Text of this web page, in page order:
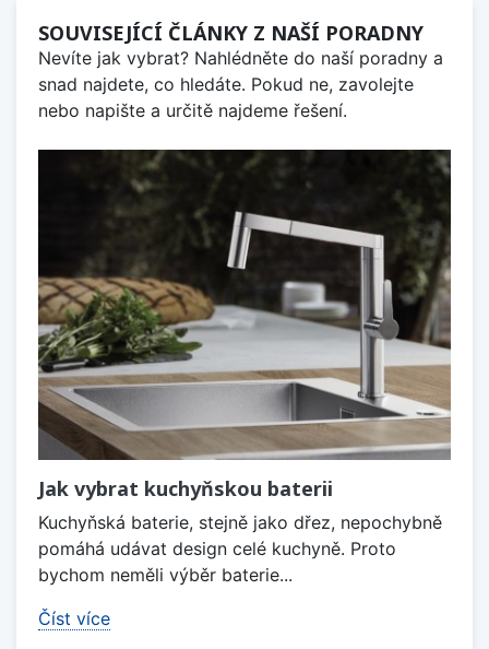
SOUVISEJÍCÍ ČLÁNKY Z NAŠÍ PORADNY
Nevíte jak vybrat? Nahlédněte do naší poradny a
snad najdete, co hledáte. Pokud ne, zavolejte
nebo napište a určitě najdeme řešení.
Jak vybrat kuchyňskou baterii
Kuchyňská baterie, stejně jako dřez, nepochybně
pomáhá udávat design celé kuchyně. Proto
bychom neměli výběr baterie...
Číst více